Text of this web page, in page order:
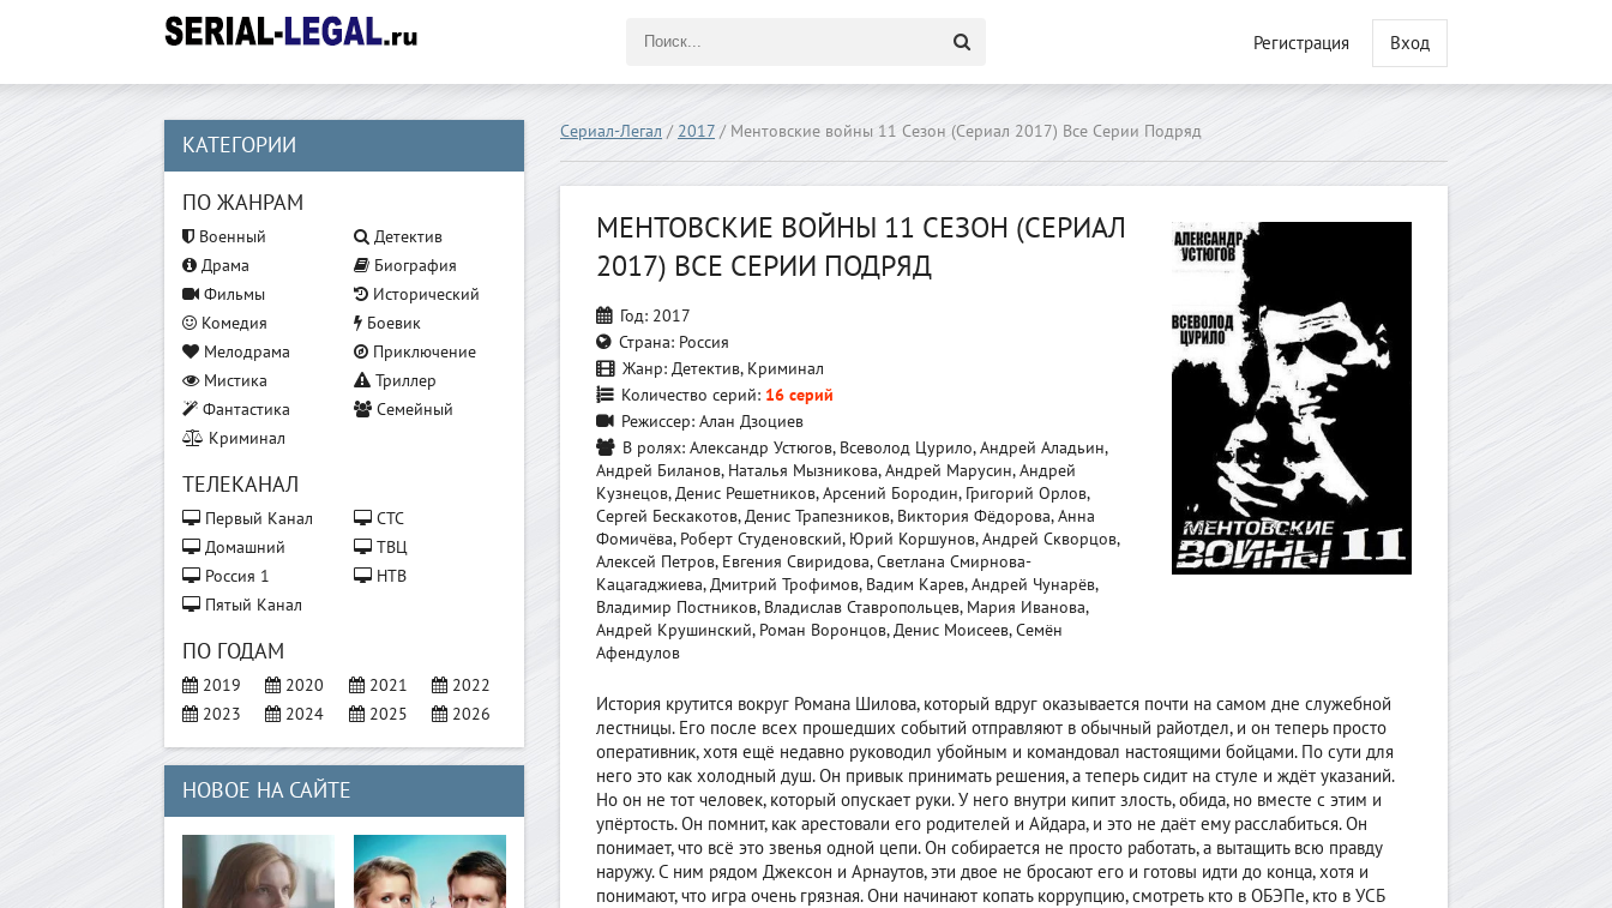
Регистрация Вход
Сериал-Легал / 2017 / Ментовские войны 11 Сезон (Сериал 2017) Все Серии Подряд
МЕНТОВСКИЕ ВОЙНЫ 11 СЕЗОН (СЕРИАЛ
2017) ВСЕ СЕРИИ ПОДРЯД
Год: 2017
Страна: Россия
Жанр: Детектив, Криминал
Количество серий: 16 серий
Режиссер: Алан Дзоциев
В ролях: Александр Устюгов, Всеволод Цурило, Андрей Аладьин,
Андрей Биланов, Наталья Мызникова, Андрей Марусин, Андрей
Кузнецов, Денис Решетников, Арсений Бородин, Григорий Орлов,
Сергей Бескакотов, Денис Трапезников, Виктория Фёдорова, Анна
Фомичёва, Роберт Студеновский, Юрий Коршунов, Андрей Скворцов,
Алексей Петров, Евгения Свиридова, Светлана Смирнова-
Кацагаджиева, Дмитрий Трофимов, Вадим Карев, Андрей Чунарёв,
Владимир Постников, Владислав Ставропольцев, Мария Иванова,
Андрей Крушинский, Роман Воронцов, Денис Моисеев, Семён
Афендулов
История крутится вокруг Романа Шилова, который вдруг оказывается почти на самом дне служебной
лестницы. Его после всех прошедших событий отправляют в обычный райотдел, и он теперь просто
оперативник, хотя ещё недавно руководил убойным и командовал настоящими бойцами. По сути для
него это как холодный душ. Он привык принимать решения, а теперь сидит на стуле и ждёт указаний.
Но он не тот человек, который опускает руки. У него внутри кипит злость, обида, но вместе с этим и
упёртость. Он помнит, как арестовали его родителей и Айдара, и это не даёт ему расслабиться. Он
понимает, что всё это звенья одной цепи. Он собирается не просто работать, а вытащить всю правду
наружу. С ним рядом Джексон и Арнаутов, эти двое не бросают его и готовы идти до конца, хотя и
понимают, что игра очень грязная. Они начинают копать коррупцию, смотреть кто в ОБЭПе, кто в УСБ
КАТЕГОРИИ
ПО ЖАНРАМ
Военный
Детектив
Драма
Биография
Фильмы
Исторический
Комедия
Боевик
Мелодрама
Приключение
Мистика
Триллер
Фантастика
Семейный
Криминал
ТЕЛЕКАНАЛ
Первый Канал
СТС
Домашний
ТВЦ
Россия 1
НТВ
Пятый Канал
ПО ГОДАМ
2019 2020 2021
2022
2023
2024 2025 2026
НОВОЕ НА САЙТЕ